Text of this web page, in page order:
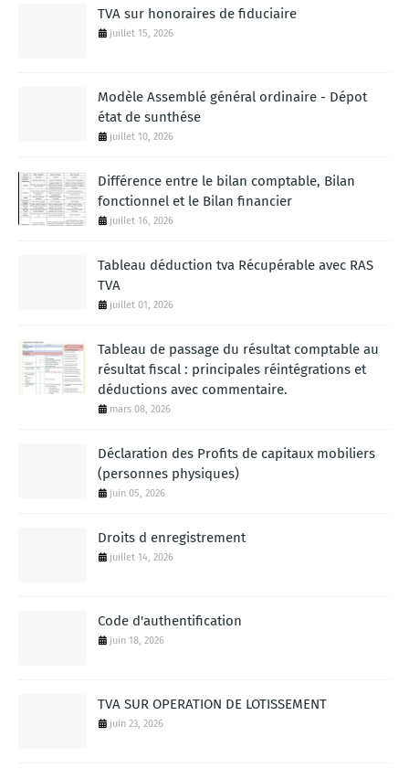
TVA sur honoraires de fiduciaire
juillet 15, 2026
Modèle Assemblé général ordinaire - Dépot
état de sunthése
juillet 10, 2026
Différence entre le bilan comptable, Bilan
fonctionnel et le Bilan financier
juillet 16, 2026
Tableau déduction tva Récupérable avec RAS
TVA
juillet 01, 2026
Tableau de passage du résultat comptable au
résultat fiscal : principales réintégrations et
déductions avec commentaire.
mars 08, 2026
Déclaration des Profits de capitaux mobiliers
(personnes physiques)
juin 05, 2026
Droits d enregistrement
juillet 14, 2026
Code d'authentification
juin 18, 2026
TVA SUR OPERATION DE LOTISSEMENT
juin 23, 2026